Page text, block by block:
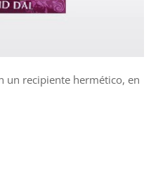
un recipiente hermético, en